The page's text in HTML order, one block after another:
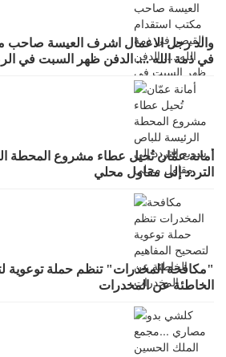
والد رجل الاعمال اشرف العيسة صاحب
في ذمة الله .... الدفن ظهر السبت في
صانور بحي الرشيد
أمانة عمّان تُحيل عطاء مشروع المحطة
التردد إلى مقاول محلي
"مكافحة المخدرات" تنظم حملة توعوية
الخاطئة عن المخدرات